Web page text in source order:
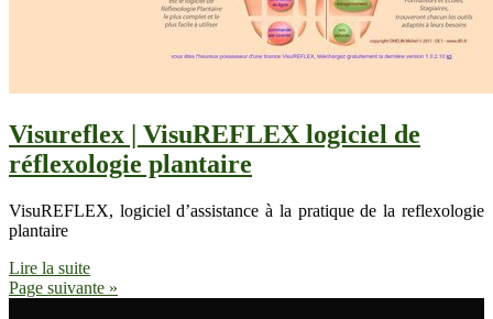
Visureflex | VisuREFLEX logiciel de
réflexolo­gie plantaire
VisuREFLEX, logiciel d’assistance à la pratique de la reflexologie
plantaire
Lire la suite
Page suivante »